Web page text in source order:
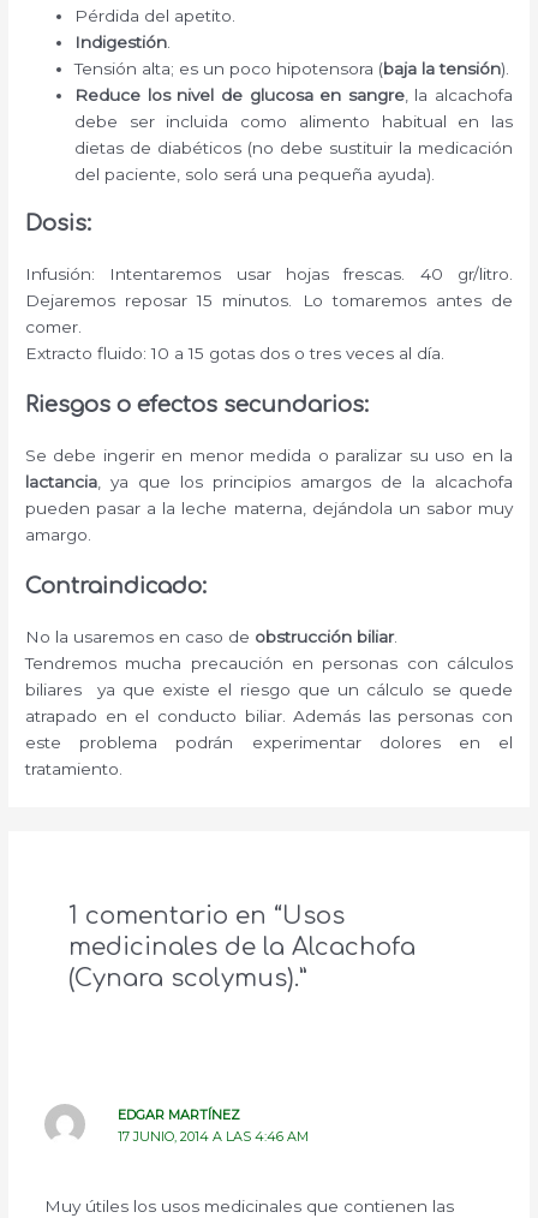
Pérdida del apetito.
Indigestión
Tensión alta; es un poco hipotensora (baja la tensión).
Reduce los nivel de glucosa en sangre, la alcachofa
debe ser incluida como alimento habitual en las
dietas de diabéticos (no debe sustituir la medicación
del paciente, solo será una pequeña ayuda).
Dosis:
Infusión: Intentaremos usar hojas frescas. 40 gr/litro.
Dejaremos reposar 15 minutos. Lo tomaremos antes de
comer.
Extracto fluido: 10 a 15 gotas dos o tres veces al día.
Riesgos o efectos secundarios:
Se debe ingerir en menor medida o paralizar su uso en la
lactancia, ya que los principios amargos de la alcachofa
pueden pasar a la leche materna, dejándola un sabor muy
amargo.
Contraindicado:
No la usaremos en caso de obstrucción biliar.
Tendremos mucha precaución en personas con cálculos
biliares ya que existe el riesgo que un cálculo se quede
atrapado en el conducto biliar. Además las personas con
este problema podrán experimentar dolores en el
tratamiento.
1 comentario en “Usos
medicinales de la Alcachofa
(Cynara scolymus).”
EDGAR MARTÍNEZ
17 JUNIO, 2014 A LAS 4:46 AM
Muy útiles los usos medicinales que contienen las